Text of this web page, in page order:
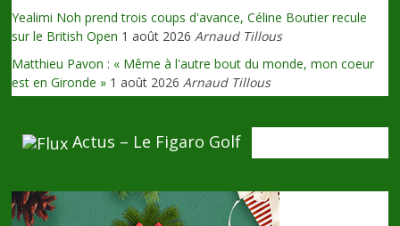
Yealimi Noh prend trois coups d'avance, Céline Boutier recule
sur le British Open 1 août 2026 Arnaud Tillous
Matthieu Pavon : « Même à l'autre bout du monde, mon coeur
est en Gironde » 1 août 2026 Arnaud Tillous
Actus – Le Figaro Golf